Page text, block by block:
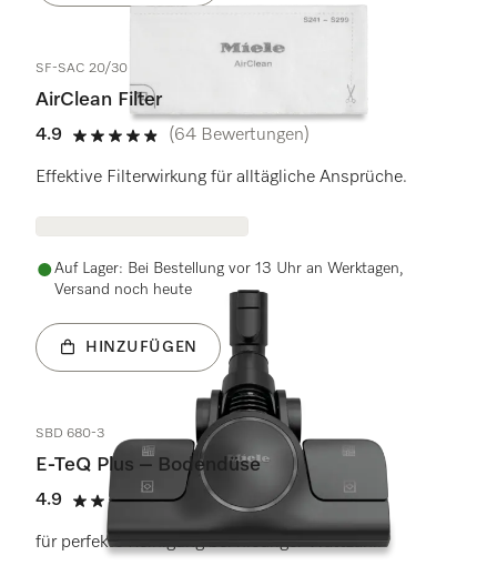
SF-SAC 20/30
AirClean Filter
4.9
4.9 Sterne von 5
(64 Bewertungen)
Effektive Filterwirkung für alltägliche Ansprüche.
Auf Lager: Bei Bestellung vor 13 Uhr an Werktagen,
Versand noch heute
HINZUFÜGEN
SBD 680-3
E-TeQ Plus – Bodendüse
4.9
4.9 Sterne von 5
(17 Bewertungen)
für perfekte Reinigung bei niedriger Wattzahl.